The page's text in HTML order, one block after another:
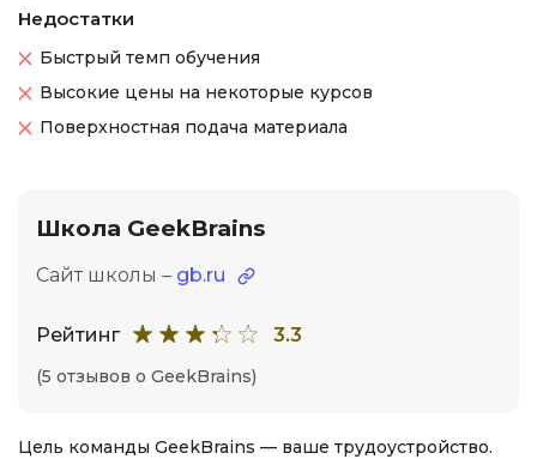
Недостатки
Быстрый темп обучения
Высокие цены на некоторые курсов
Поверхностная подача материала
Школа GeekBrains
Сайт школы – gb.ru
Рейтинг 3.3
(5 отзывов о GeekBrains)
Цель команды GeekBrains — ваше трудоустройство.